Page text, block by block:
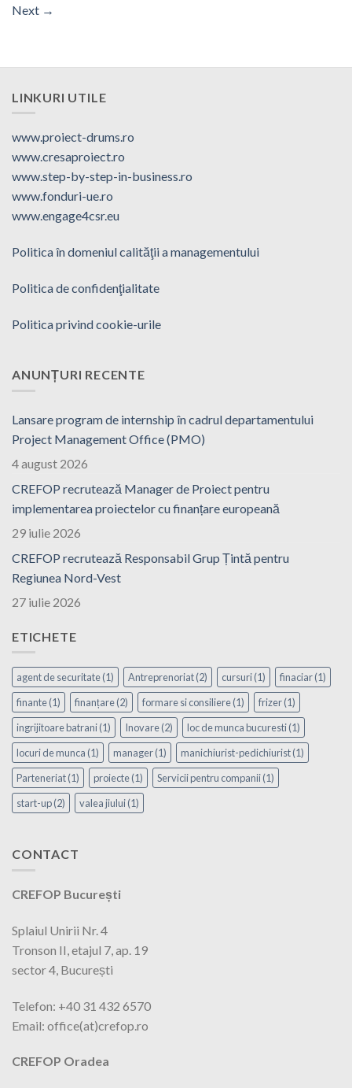
Next →
LINKURI UTILE
www.proiect-drums.ro
www.cresaproiect.ro
www.step-by-step-in-business.ro
www.fonduri-ue.ro
www.engage4csr.eu
Politica în domeniul calităţii a managementului
Politica de confidenţialitate
Politica privind cookie-urile
ANUNȚURI RECENTE
Lansare program de internship în cadrul departamentului
Project Management Office (PMO)
4 august 2026
CREFOP recrutează Manager de Proiect pentru
implementarea proiectelor cu finanțare europeană
29 iulie 2026
CREFOP recrutează Responsabil Grup Țintă pentru
Regiunea Nord-Vest
27 iulie 2026
ETICHETE
agent de securitate(1) Antreprenoriat(2) cursuri(1) finaciar(1)
finante(1) finanțare(2) formare si consiliere(1) frizer(1)
ingrijitoare batrani(1) Inovare(2) loc de munca bucuresti(1)
locuri de munca (1) manager(1) manichiurist-pedichiurist(1)
Parteneriat(1) proiecte(1) Servicii pentru companii(1)
start-up(2) valea jiului(1)
CONTACT
CREFOP București
Splaiul Unirii Nr. 4
Tronson II, etajul 7, ap. 19
sector 4, București
Telefon: +40 31 432 6570
Email: office(at)crefop.ro
CREFOP Oradea